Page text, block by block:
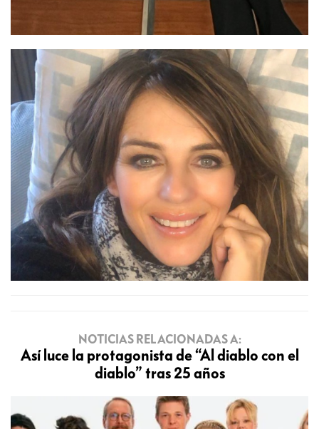
NOTICIAS RELACIONADAS A:
Así luce la protagonista de “Al diablo con el
diablo” tras 25 años